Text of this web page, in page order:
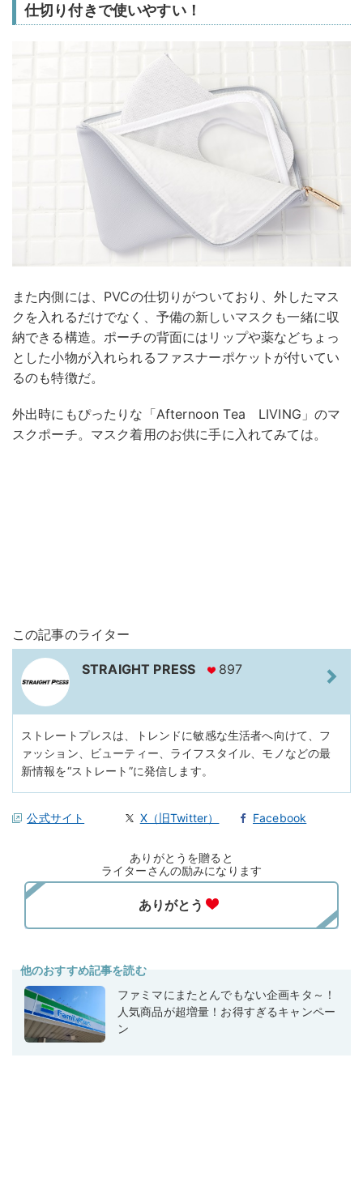
仕切り付きで使いやすい！
また内側には、PVCの仕切りがついており、外したマス
クを入れるだけでなく、予備の新しいマスクも一緒に収
納できる構造。ポーチの背面にはリップや薬などちょっ
とした小物が入れられるファスナーポケットが付いてい
るのも特徴だ。
外出時にもぴったりな「Afternoon Tea LIVING」のマ
スクポーチ。マスク着用のお供に手に入れてみては。
この記事のライター
STRAIGHT PRESS 897
ストレートプレスは、トレンドに敏感な生活者へ向けて、フ
ァッション、ビューティー、ライフスタイル、モノなどの最
新情報を“ストレート”に発信します。
公式サイト X（旧Twitter） Facebook
ありがとうを贈ると
ライターさんの励みになります
他のおすすめ記事を読む
ファミマにまたとんでもない企画キタ～！
人気商品が超増量！お得すぎるキャンペー
ン